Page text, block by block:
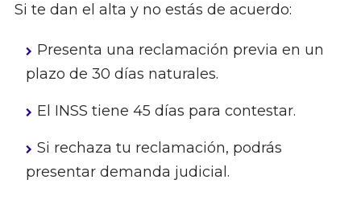
Si te dan el alta y no estás de acuerdo:
Presenta una reclamación previa en un
plazo de 30 días naturales.
El INSS tiene 45 días para contestar.
Si rechaza tu reclamación, podrás
presentar demanda judicial.